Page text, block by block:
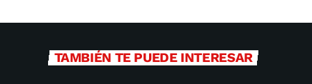
TAMBIÉN TE PUEDE INTERESAR